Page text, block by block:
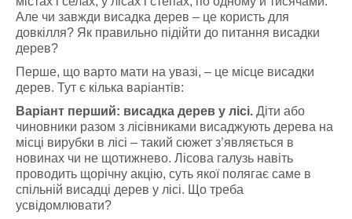
Але чи завжди висадка дерев – це користь для
довкілля? Як правильно підійти до питання висадки
дерев?
Перше, що варто мати на увазі, – це місце висадки
дерев. Тут є кілька варіантів:
Варіант перший: висадка дерев у лісі. Діти або
чиновники разом з лісівниками висаджують дерева на
місці вирубки в лісі – такий сюжет з’являється в
новинах чи не щотижнево. Лісова галузь навіть
проводить щорічну акцію, суть якої полягає саме в
спільній висадці дерев у лісі. Що треба
усвідомлювати?